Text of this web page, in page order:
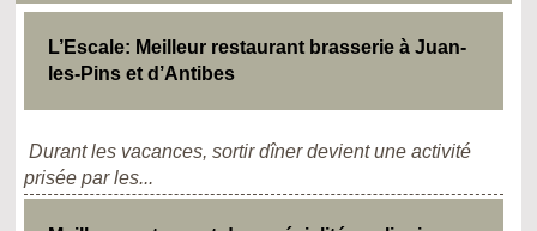
L’Escale: Meilleur restaurant brasserie à Juan-
les-Pins et d’Antibes
Durant les vacances, sortir dîner devient une activité
prisée par les...